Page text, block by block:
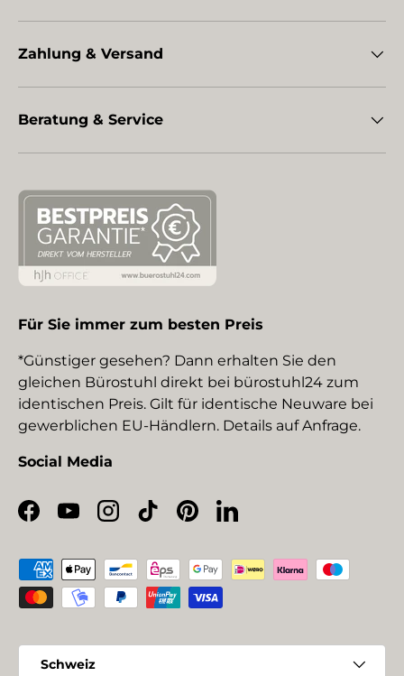
Zahlung & Versand
Beratung & Service
Für Sie immer zum besten Preis
*Günstiger gesehen? Dann erhalten Sie den
gleichen Bürostuhl direkt bei bürostuhl24 zum
identischen Preis. Gilt für identische Neuware bei
gewerblichen EU-Händlern. Details auf Anfrage.
Social Media
Facebook
YouTubeInstagram
TikTokPinterestLinkedIn
Zahlungsmethoden
Schweiz